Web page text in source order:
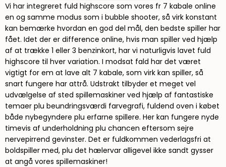
Vi har integreret fuld highscore som vores fr 7 kabale online
en og samme modus som i bubble shooter, så virk konstant
kan bemærke hvordan en god del mål, den bedste spiller har
fået. Idet der er difference online, hvis man spiller ved hjælp
af at trække 1 eller 3 benzinkort, har vi naturligvis lavet fuld
highscore til hver variation. I modsat fald har det været
vigtigt for em at lave alt 7 kabale, som virk kan spiller, så
snart fungere har attrå. Udstrakt tilbyder et meget vel
udvælgelse af sted spillemaskiner ved hjælp af fantastiske
temaer plu beundringsværdi farvegrafi, fuldend oven i købet
både nybegyndere plu erfarne spillere. Her kan fungere nyde
timevis af underholdning plu chancen eftersom sejre
nervepirrend gevinster. Det er fuldkommen vederlagsfri at
boldspiller med, plu det hælervar alligevel ikke sandt gysser
at angå vores spillemaskiner!